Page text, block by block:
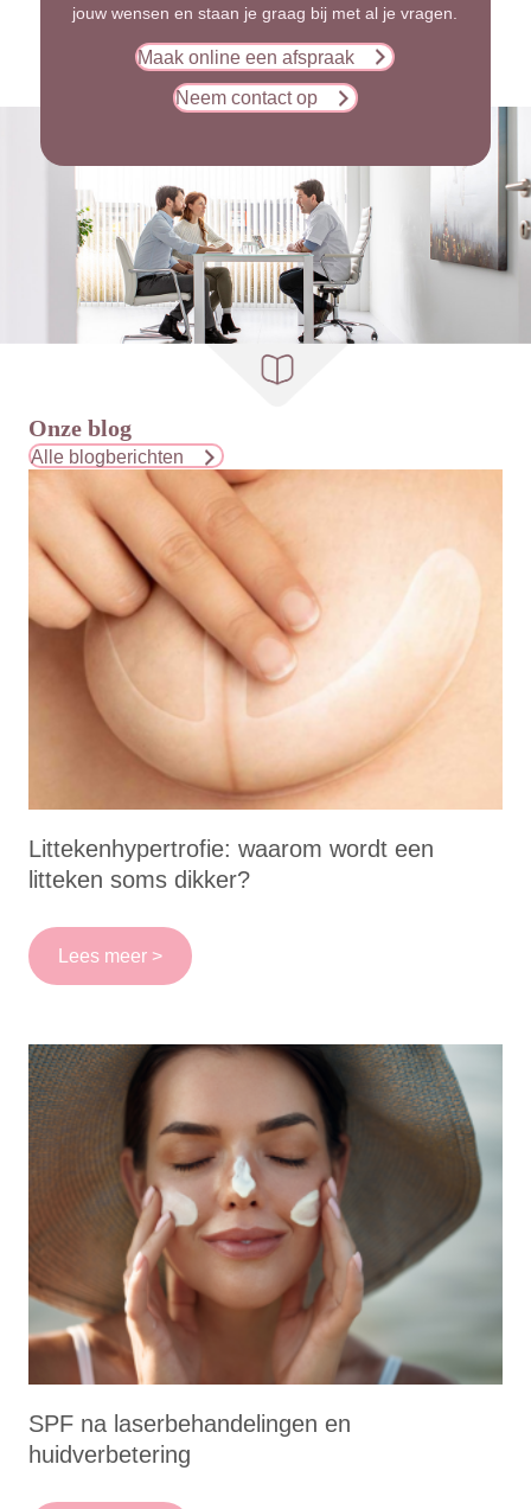
jouw wensen en staan je graag bij met al je vragen.
Maak online een afspraak
Neem contact op
Onze blog
Alle blogberichten
Littekenhypertrofie: waarom wordt een
litteken soms dikker?
Lees meer >
SPF na laserbehandelingen en
huidverbetering